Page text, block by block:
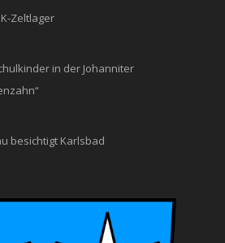
Zeltlager
in der Johanniter
besichtigt Karlsbad